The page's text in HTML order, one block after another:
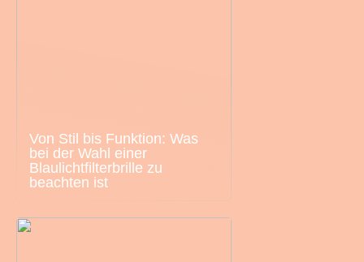
Von Stil bis Funktion: Was
bei der Wahl einer
Blaulichtfilterbrille zu
beachten ist